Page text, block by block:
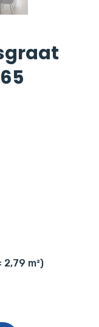
2,79 m²)